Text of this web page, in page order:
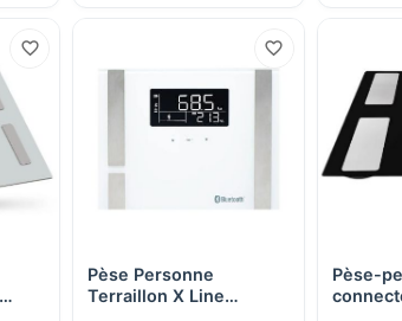
Quick View
Pèse Personne
Terraillon X Line
Pèse-